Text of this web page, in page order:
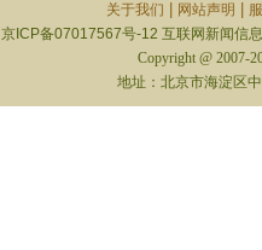
关于我们 网站声明
京ICP备07017567号-12 互联网新闻信
Copyright @ 2007-
地址：北京市海淀区